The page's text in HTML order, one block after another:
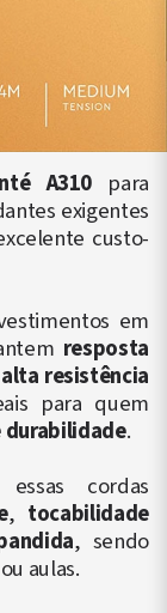
A310 para
exigentes
custo-
em
resposta
alta resistência
para quem
durabilidade.
cordas
, tocabilidade
, sendo
aulas.